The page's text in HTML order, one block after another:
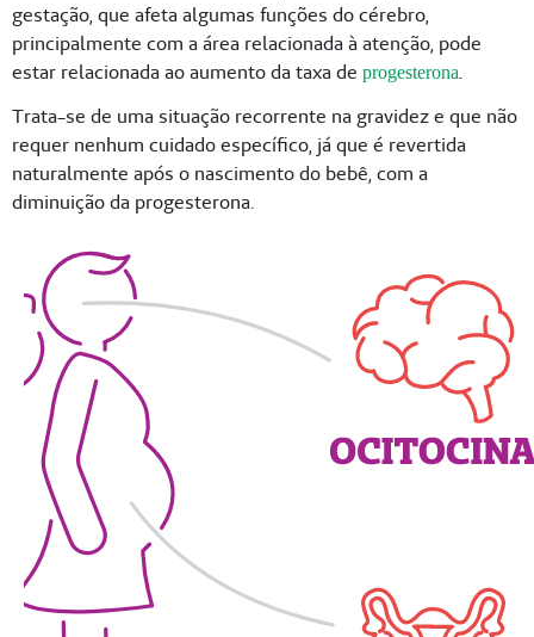
gestação, que afeta algumas funções do cérebro,
principalmente com a área relacionada à atenção, pode
estar relacionada ao aumento da taxa de progesterona.
Trata-se de uma situação recorrente na gravidez e que não
requer nenhum cuidado específico, já que é revertida
naturalmente após o nascimento do bebê, com a
diminuição da progesterona.